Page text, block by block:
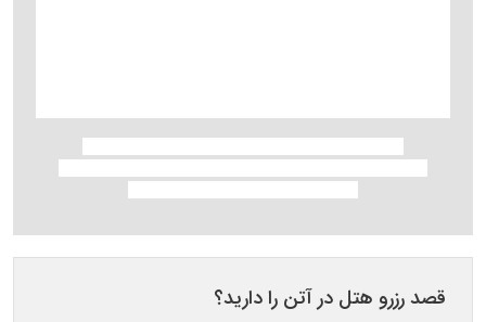
قصد رزرو هتل در آتن را دارید؟